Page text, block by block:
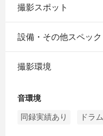
撮影スポット
設備・その他スペック
撮影環境
音環境
同録実績あり ドラ